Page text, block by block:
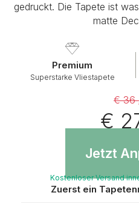
gedruckt. Die Tapete ist
matte
Premium
Superstarke Vliestapete
€ 36
€
Jetzt
Kostenloser Versand
Zuerst ein